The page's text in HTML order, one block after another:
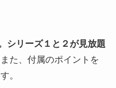
シリーズ１と２が見放題
また、付属のポイントを
。